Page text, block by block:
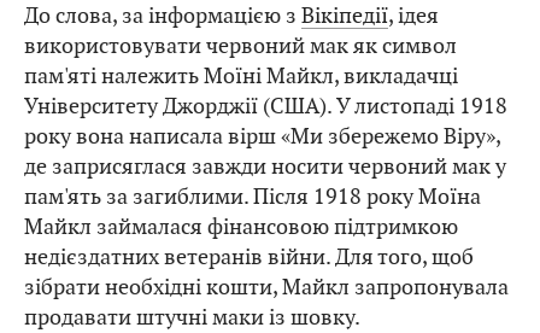
До слова, за інформацією з Вікіпедії, ідея
використовувати червоний мак як символ
пам'яті належить Моїні Майкл, викладачці
Університету Джорджії (США). У листопаді 1918
року вона написала вірш «Ми збережемо Віру»,
де заприсяглася завжди носити червоний мак у
пам'ять за загиблими. Після 1918 року Моїна
Майкл займалася фінансовою підтримкою
недієздатних ветеранів війни. Для того, щоб
зібрати необхідні кошти, Майкл запропонувала
продавати штучні маки із шовку.